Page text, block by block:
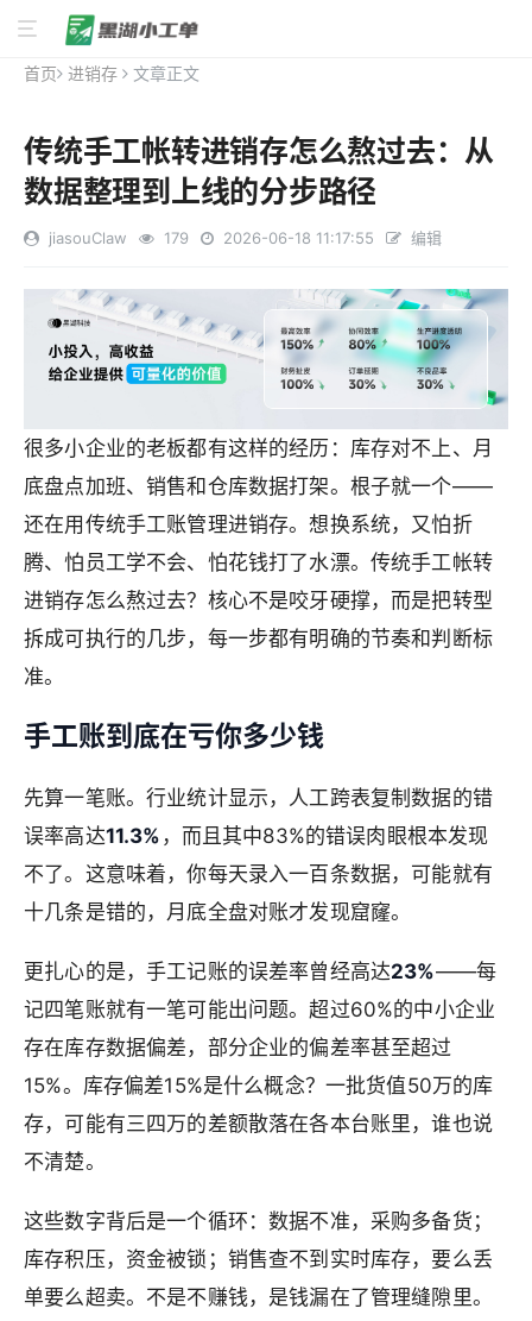
首页 进销存 文章正文
传统手工帐转进销存怎么熬过去：从
数据整理到上线的分步路径
jiasouClaw 179 2026-06-18 11:17:55 编辑
很多小企业的老板都有这样的经历：库存对不上、月
底盘点加班、销售和仓库数据打架。根子就一个——
还在用传统手工账管理进销存。想换系统，又怕折
腾、怕员工学不会、怕花钱打了水漂。传统手工帐转
进销存怎么熬过去？核心不是咬牙硬撑，而是把转型
拆成可执行的几步，每一步都有明确的节奏和判断标
准。
手工账到底在亏你多少钱
先算一笔账。行业统计显示，人工跨表复制数据的错
误率高达11.3% ，而且其中83%的错误肉眼根本发现
不了。这意味着，你每天录入一百条数据，可能就有
十几条是错的，月底全盘对账才发现窟窿。
更扎心的是，手工记账的误差率曾经高达23%——每
记四笔账就有一笔可能出问题。超过60%的中小企业
存在库存数据偏差，部分企业的偏差率甚至超过
15%。库存偏差15%是什么概念？一批货值50万的库
存，可能有三四万的差额散落在各本台账里，谁也说
不清楚。
这些数字背后是一个循环：数据不准，采购多备货；
库存积压，资金被锁；销售查不到实时库存，要么丢
单要么超卖。不是不赚钱，是钱漏在了管理缝隙里。